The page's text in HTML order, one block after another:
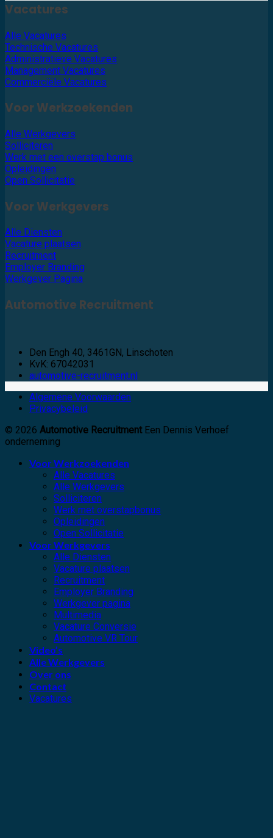
Vacatures
Alle Vacatures
Technische Vacatures
Administratieve Vacatures
Management Vacatures
Commerciële Vacatures
Voor Werkzoekenden
Alle Werkgevers
Solliciteren
Werk met een overstap bonus
Opleidingen
Open Sollicitatie
Voor Werkgevers
Alle Diensten
Vacature plaatsen
Recruitment
Employer Branding
Werkgever Pagina
Automotive Recruitment
Den Engh 40, 3461GN, Linschoten
KvK: 67042031
automotive-recruitment.nl
Algemene Voorwaarden
Privacybeleid
© 2026 Automotive RecruitmentEen Dennis Verhoef
onderneming
Voor Werkzoekenden
Alle Vacatures
Alle Werkgevers
Solliciteren
Werk met overstapbonus
Opleidingen
Open Sollicitatie
Voor Werkgevers
Alle Diensten
Vacature plaatsen
Recruitment
Employer Branding
Werkgever pagina
Multimedia
Vacature Conversie
Automotive VR Tour
Video’s
Alle Werkgevers
Over ons
Contact
Vacatures